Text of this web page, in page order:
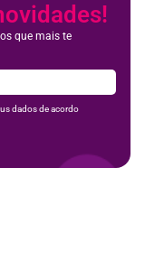
que mais te
dados de acordo